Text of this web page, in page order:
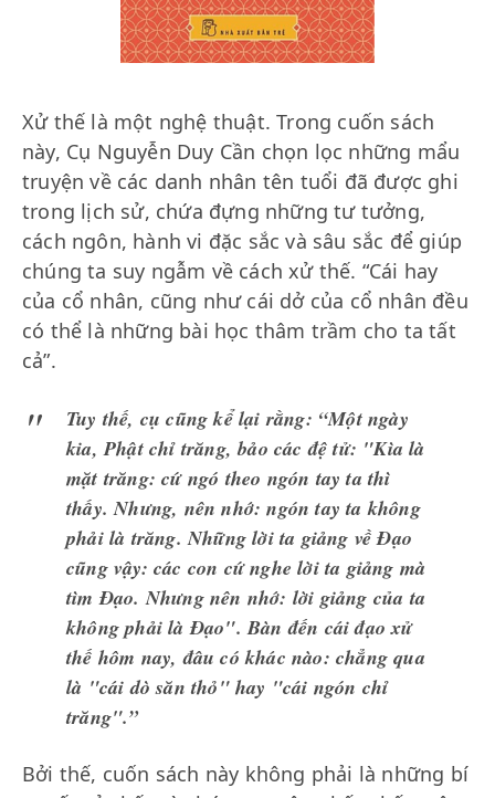
Xử thế là một nghệ thuật. Trong cuốn sách
này, Cụ Nguyễn Duy Cần chọn lọc những mẩu
truyện về các danh nhân tên tuổi đã được ghi
trong lịch sử, chứa đựng những tư tưởng,
cách ngôn, hành vi đặc sắc và sâu sắc để giúp
chúng ta suy ngẫm về cách xử thế. “Cái hay
của cổ nhân, cũng như cái dở của cổ nhân đều
có thể là những bài học thâm trầm cho ta tất
cả”.
Tuy thế, cụ cũng kể lại rằng: “Một ngày
kia, Phật chỉ trăng, bảo các đệ tử: "Kìa là
mặt trăng: cứ ngó theo ngón tay ta thì
thấy. Nhưng, nên nhớ: ngón tay ta không
phải là trăng. Những lời ta giảng về Đạo
cũng vậy: các con cứ nghe lời ta giảng mà
tìm Đạo. Nhưng nên nhớ: lời giảng của ta
không phải là Đạo". Bàn đến cái đạo xử
thế hôm nay, đâu có khác nào: chẳng qua
là "cái dò săn thỏ" hay "cái ngón chỉ
trăng".”
Bởi thế, cuốn sách này không phải là những bí